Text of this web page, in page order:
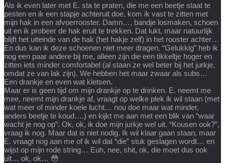
Als ik even later met E. sta te praten, die me een beetje staat te
pesten en ik een stapje achteruit doe, kom ik vast te zitten met
mijn hak in een afvoerrooster. Damn…, bandje losmaken, schoen
uit en ik probeer de hak eruit te trekken. Dat lukt, maar natuurlijk
blijft het uiteinde van de hak (het hakje zelf) in het rooster achter…
En dus kan ik deze schoenen niet meer dragen. “Gelukkig” heb ik
nog een paar andere bij me, alleen zijn die een tikkeltje hoger en
zitten iets minder comfortabel (al staan ze wel beter bij het jurkje,
omdat ze van lak zijn). We hebben het maar zwaar als subs…
Een drankje en even wat kletsen.
Maar er is geen tijd om mijn drankje op te drinken. E. neemt me
mee, neemt mijn drankje af, vraagt op welke plek ik wil staan (met
wat meer of minder koele lucht… nou doe maar wat minder,
anders beetje te koud….) en kijkt me aan met een blik van “waar
wacht je nog op”. Ok, ok, ik doe mijn jurkje wel uit. “Kousen ook?”,
vraag ik nog. Maar dat is niet nodig. Ik wil klaar gaan staan, maar
E. vraagt nog aan me of ik wil dat “die” stuk geslagen wordt… en
wijst op mijn rode string… Euh, nee, shit, ok, die moet dus ook
uit… ok, ok… 😳